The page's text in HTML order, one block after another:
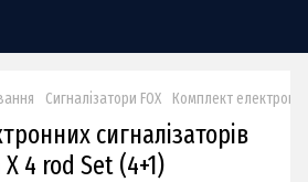
Сигналізатори FOX Комплект
сигналізаторів
4 rod Set (4+1)